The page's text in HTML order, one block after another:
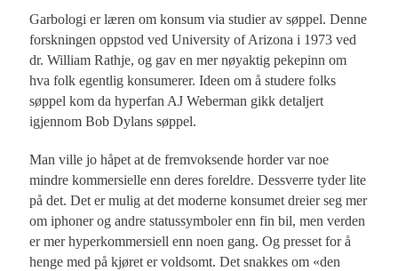
Garbologi er læren om konsum via studier av søppel. Denne
forskningen oppstod ved University of Arizona i 1973 ved
dr. William Rathje, og gav en mer nøyaktig pekepinn om
hva folk egentlig konsumerer. Ideen om å studere folks
søppel kom da hyperfan AJ Weberman gikk detaljert
igjennom Bob Dylans søppel.
Man ville jo håpet at de fremvoksende horder var noe
mindre kommersielle enn deres foreldre. Dessverre tyder lite
på det. Det er mulig at det moderne konsumet dreier seg mer
om iphoner og andre statussymboler enn fin bil, men verden
er mer hyperkommersiell enn noen gang. Og presset for å
henge med på kjøret er voldsomt. Det snakkes om «den